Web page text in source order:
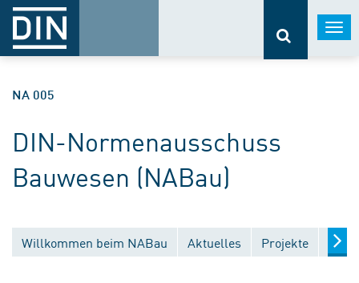
NA 005
DIN-Normenausschuss
Bauwesen (NABau)
Willkommen beim NABau Aktuelles Projekte